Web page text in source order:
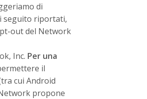
di
seguito riportati,
out del Network
Inc. Per una
il
cui Android
propone